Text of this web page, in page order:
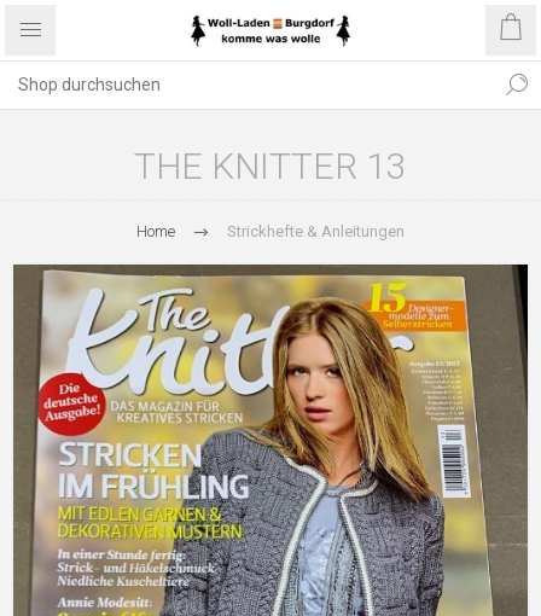
THE KNITTER 13
Home Strickhefte & Anleitungen